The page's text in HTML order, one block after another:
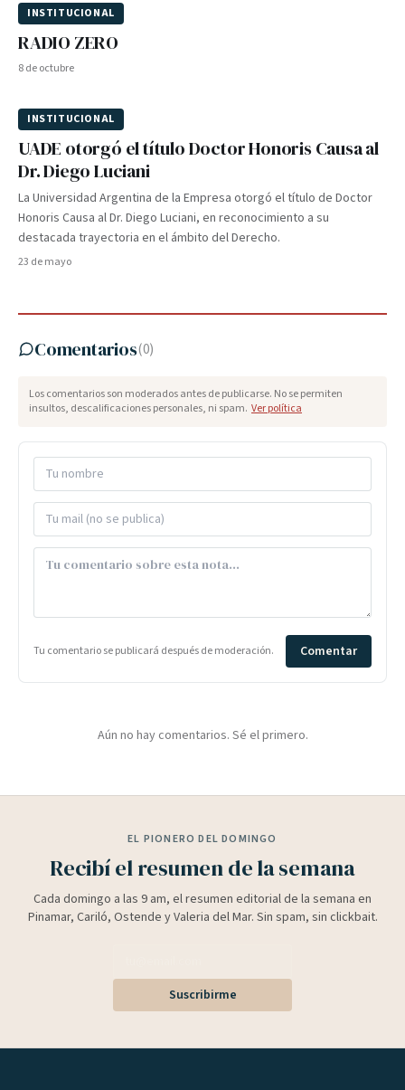
INSTITUCIONAL
RADIO ZERO
8 de octubre
INSTITUCIONAL
UADE otorgó el título Doctor Honoris Causa al
Dr. Diego Luciani
La Universidad Argentina de la Empresa otorgó el título de Doctor
Honoris Causa al Dr. Diego Luciani, en reconocimiento a su
destacada trayectoria en el ámbito del Derecho.
23 de mayo
Comentarios(0)
Los comentarios son moderados antes de publicarse. No se permiten
insultos, descalificaciones personales, ni spam. Ver política
Tu comentario se publicará después de moderación. Comentar
Aún no hay comentarios. Sé el primero.
EL PIONERO DEL DOMINGO
Recibí el resumen de la semana
Cada domingo a las 9 am, el resumen editorial de la semana en
Pinamar, Cariló, Ostende y Valeria del Mar. Sin spam, sin clickbait.
Suscribirme